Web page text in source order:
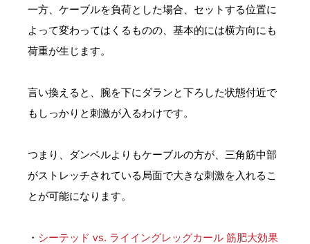
一方、ケーブルを負荷とした場合、セットする位置に
よって変わってはくるものの、基本的には横方向にも
荷重が生じます。
言い換えると、腕を下にダランと下ろした状態付近で
もしっかりと刺激が入るわけです。
つまり、ダンベルよりもケーブルの方が、三角筋中部
がストレッチされている局面で大きな刺激を入れるこ
とが可能になります。
・ シーテッド vs. ライイングレッグカール 筋肥大効果